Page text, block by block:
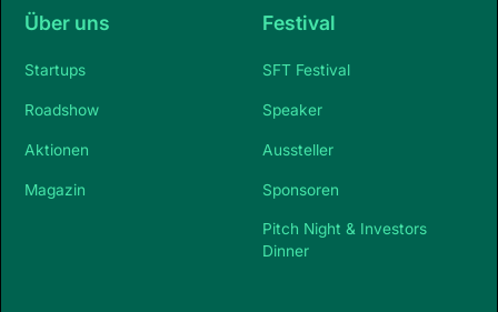
Über uns
Startups
Roadshow
Aktionen
Magazin
Festival
SFT Festival
Speaker
Aussteller
Sponsoren
Pitch Night & Investors
Dinner